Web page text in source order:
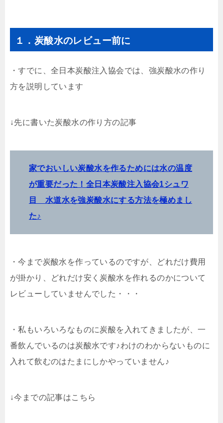
１．炭酸水のレビュー前に
・すでに、全日本炭酸注入協会では、強炭酸水の作り
方を説明しています
↓先に書いた炭酸水の作り方の記事
家でおいしい炭酸水を作るためには水の温度
が重要だった！全日本炭酸注入協会1シュワ
目 水道水を強炭酸水にする方法を極めまし
た♪
・今まで炭酸水を作っているのですが、どれだけ費用
が掛かり、どれだけ安く炭酸水を作れるのかについて
レビューしていませんでした・・・
・私もいろいろなものに炭酸を入れてきましたが、一
番飲んでいるのは炭酸水です♪わけのわからないものに
入れて飲むのはたまにしかやっていません♪
↓今までの記事はこちら